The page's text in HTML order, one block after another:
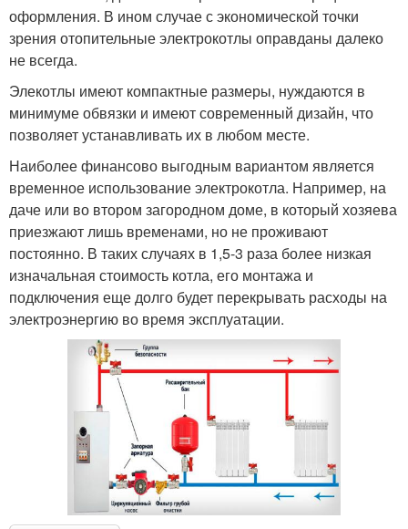
оформления. В ином случае с экономической точки
зрения отопительные электрокотлы оправданы далеко
не всегда.
Элекотлы имеют компактные размеры, нуждаются в
минимуме обвязки и имеют современный дизайн, что
позволяет устанавливать их в любом месте.
Наиболее финансово выгодным вариантом является
временное использование электрокотла. Например, на
даче или во втором загородном доме, в который хозяева
приезжают лишь временами, но не проживают
постоянно. В таких случаях в 1,5-3 раза более низкая
изначальная стоимость котла, его монтажа и
подключения еще долго будет перекрывать расходы на
электроэнергию во время эксплуатации.